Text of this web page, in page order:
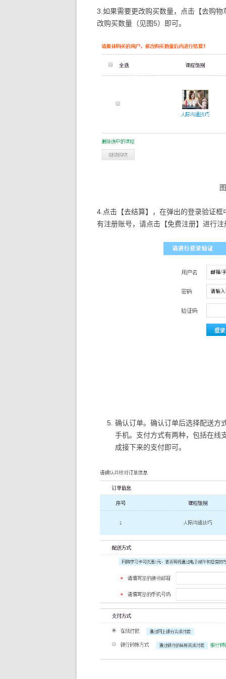
3.如果需要更改购买数量，点击【去购
改购买数量（见图5）即可。
4.点击【去结算】，在弹出的登录验证
有注册账号，请点击【免费注册】进行注
确认订单。确认订单后选择配送方
手机。支付方式有两种，包括在线
成接下来的支付即可。